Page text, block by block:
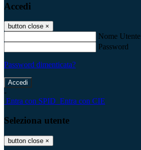
Accedi
button close ×
Nome Utente
Password
Password dimenticata?
-
Entra con SPID Entra con CIE
Seleziona utente
button close ×